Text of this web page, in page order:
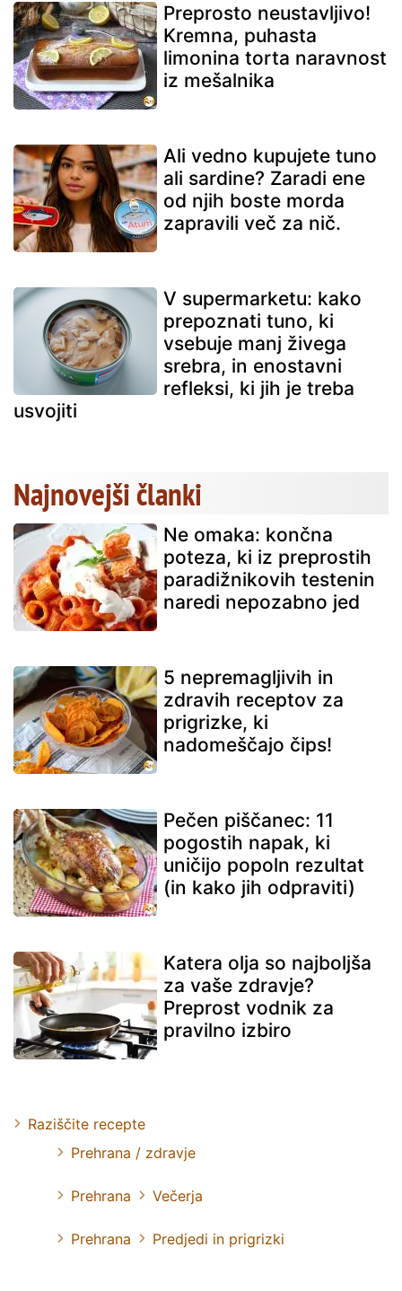
Preprosto neustavljivo!
Kremna, puhasta
limonina torta naravnost
iz mešalnika
Ali vedno kupujete tuno
ali sardine? Zaradi ene
od njih boste morda
zapravili več za nič.
V supermarketu: kako
prepoznati tuno, ki
vsebuje manj živega
srebra, in enostavni
refleksi, ki jih je treba
usvojiti
Najnovejši članki
Ne omaka: končna
poteza, ki iz preprostih
paradižnikovih testenin
naredi nepozabno jed
5 nepremagljivih in
zdravih receptov za
prigrizke, ki
nadomeščajo čips!
Pečen piščanec: 11
pogostih napak, ki
uničijo popoln rezultat
(in kako jih odpraviti)
Katera olja so najboljša
za vaše zdravje?
Preprost vodnik za
pravilno izbiro
Raziščite recepte
Prehrana / zdravje
Prehrana Večerja
Prehrana Predjedi in prigrizki